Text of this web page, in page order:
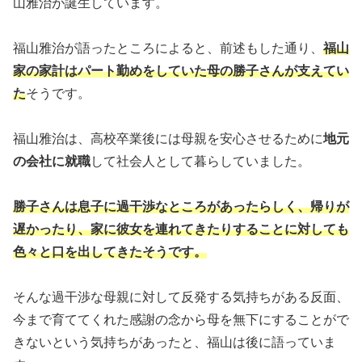
山雅治が誕生しています。
福山雅治が語ったところによると、前述もした通り、 福山
家の家計はパート勤めをしていた母の勝子さんが支えてい
たそうです。
福山雅治は、高校卒業後には母親を安心させるために地元
の会社に就職して社会人として暮らしていました。
勝子さんは息子に過干渉なところがあったらしく、帰りが
遅かったり、家に彼女を連れてきたりすることに対しても
色々と口を出してきたそうです。
そんな過干渉な母親に対して反発する気持ちがある反面、
今まで育ててくれた感謝の念から母を無下にすることがで
きないという気持ちがあったと、福山は後に語っていま